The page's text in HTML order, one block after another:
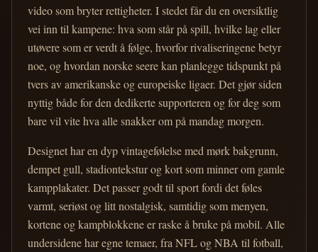
video som bryter rettigheter. I stedet får du en oversiktlig
vei inn til kampene: hva som står på spill, hvilke lag eller
utøvere som er verdt å følge, hvorfor rivaliseringene betyr
noe, og hvordan norske seere kan planlegge tidspunkt på
tvers av amerikanske og europeiske ligaer. Det gjør siden
nyttig både for den dedikerte supporteren og for deg som
bare vil vite hva alle snakker om på mandag morgen.
Designet har en dyp vintagefølelse med mørk bakgrunn,
dempet gull, stadiontekstur og kort som minner om gamle
kampplakater. Det passer godt til sport fordi det føles
varmt, seriøst og litt nostalgisk, samtidig som menyen,
kortene og kampblokkene er raske å bruke på mobil. Alle
undersidene har egne temaer, fra NFL og NBA til fotball,